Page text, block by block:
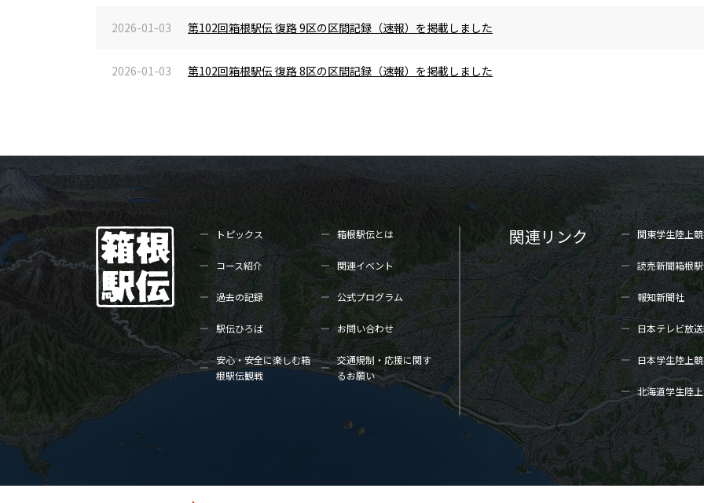
2026-01-03 第102回箱根駅伝 復路 9区の区間記録（速報）を掲載しました
2026-01-03 第102回箱根駅伝 復路 8区の区間記録（速報）を掲載しました
トピックス 箱根駅伝とは
コース紹介 関連イベント
過去の記録 公式プログラム
駅伝ひろば お問い合わせ
安心・安全に楽しむ箱
根駅伝観戦
交通規制・応援に関す
るお願い
関連リンク 関東学生陸上
読売新聞箱根
報知新聞社
日本テレビ放
日本学生陸上
北海道学生陸上